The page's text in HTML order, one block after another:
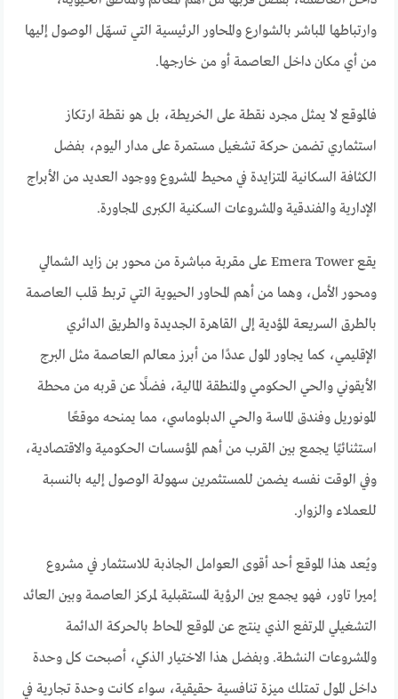
وارتباطها المباشر بالشوارع والمحاور الرئيسية التي تسهّل الوصول إليها
من أي مكان داخل العاصمة أو من خارجها.
فالموقع لا يمثل مجرد نقطة على الخريطة، بل هو نقطة ارتكاز
استثماري تضمن حركة تشغيل مستمرة على مدار اليوم، بفضل
الكثافة السكانية المتزايدة في محيط المشروع ووجود العديد من الأبراج
الإدارية والفندقية والمشروعات السكنية الكبرى المجاورة.
يقع Emera Tower على مقربة مباشرة من محور بن زايد الشمالي
ومحور الأمل، وهما من أهم المحاور الحيوية التي تربط قلب العاصمة
بالطرق السريعة المؤدية إلى القاهرة الجديدة والطريق الدائري
الإقليمي، كما يجاور المول عددًا من أبرز معالم العاصمة مثل البرج
الأيقوني والحي الحكومي والمنطقة المالية، فضلًا عن قربه من محطة
المونوريل وفندق الماسة والحي الدبلوماسي، مما يمنحه موقعًا
استثنائيًا يجمع بين القرب من أهم المؤسسات الحكومية والاقتصادية،
وفي الوقت نفسه يضمن للمستثمرين سهولة الوصول إليه بالنسبة
للعملاء والزوار.
ويُعد هذا الموقع أحد أقوى العوامل الجاذبة للاستثمار في مشروع
إميرا تاور، فهو يجمع بين الرؤية المستقبلية لمركز العاصمة وبين العائد
التشغيلي المرتفع الذي ينتج عن الموقع المحاط بالحركة الدائمة
والمشروعات النشطة. وبفضل هذا الاختيار الذكي، أصبحت كل وحدة
داخل المول تمتلك ميزة تنافسية حقيقية، سواء كانت وحدة تجارية في